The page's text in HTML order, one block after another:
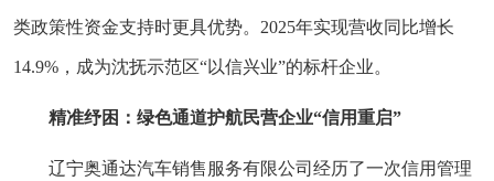
类政策性资金支持时更具优势。2025年实现营收同比增长
14.9%，成为沈抚示范区“以信兴业”的标杆企业。
精准纾困：绿色通道护航民营企业“信用重启”
辽宁奥通达汽车销售服务有限公司经历了一次信用管理